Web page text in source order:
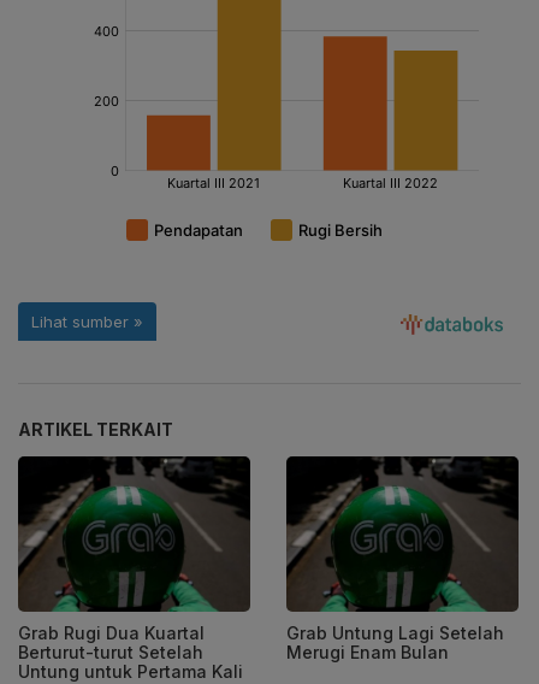
ARTIKEL TERKAIT
Grab Rugi Dua Kuartal
Berturut-turut Setelah
Untung untuk Pertama Kali
Grab Untung Lagi Setelah
Merugi Enam Bulan